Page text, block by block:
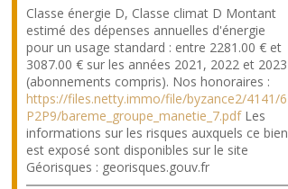
Classe énergie D, Classe climat D Montant
estimé des dépenses annuelles d'énergie
pour un usage standard : entre 2281.00 € et
3087.00 € sur les années 2021, 2022 et 2023
(abonnements compris). Nos honoraires :
https://files.netty.immo/file/byzance2/4141/6
P2P9/bareme_groupe_manetie_7.pdfLes
informations sur les risques auxquels ce bien
est exposé sont disponibles sur le site
Géorisques : georisques.gouv.fr